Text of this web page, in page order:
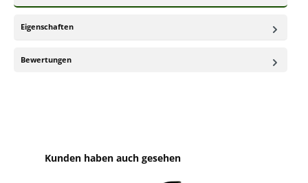
Eigenschaften
Bewertungen
Produktgalerie überspringen
Kunden haben auch gesehen